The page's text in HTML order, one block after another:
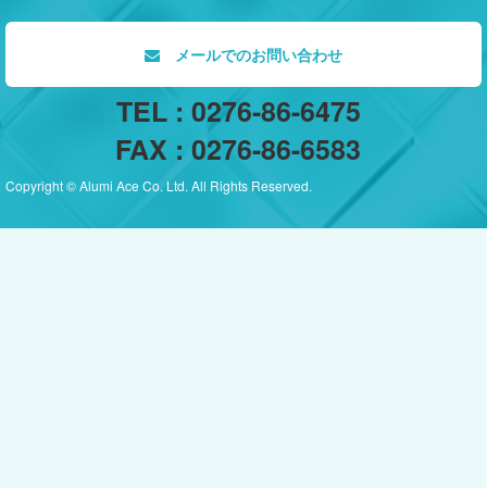
メールでのお問い合わせ
TEL : 0276-86-6475
FAX : 0276-86-6583
Copyright © Alumi Ace Co. Ltd. All Rights Reserved.